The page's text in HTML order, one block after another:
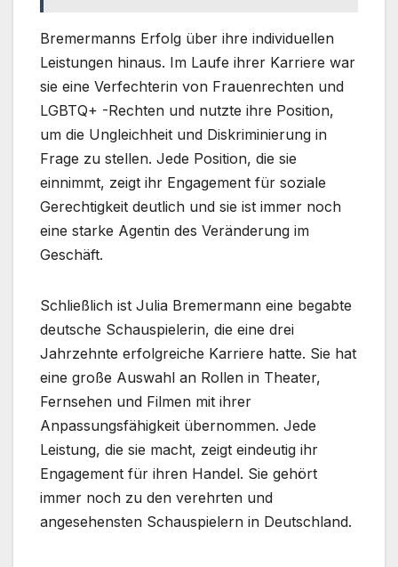
Bremermanns Erfolg über ihre individuellen
Leistungen hinaus. Im Laufe ihrer Karriere war
sie eine Verfechterin von Frauenrechten und
LGBTQ+ -Rechten und nutzte ihre Position,
um die Ungleichheit und Diskriminierung in
Frage zu stellen. Jede Position, die sie
einnimmt, zeigt ihr Engagement für soziale
Gerechtigkeit deutlich und sie ist immer noch
eine starke Agentin des Veränderung im
Geschäft.
Schließlich ist Julia Bremermann eine begabte
deutsche Schauspielerin, die eine drei
Jahrzehnte erfolgreiche Karriere hatte. Sie hat
eine große Auswahl an Rollen in Theater,
Fernsehen und Filmen mit ihrer
Anpassungsfähigkeit übernommen. Jede
Leistung, die sie macht, zeigt eindeutig ihr
Engagement für ihren Handel. Sie gehört
immer noch zu den verehrten und
angesehensten Schauspielern in Deutschland.